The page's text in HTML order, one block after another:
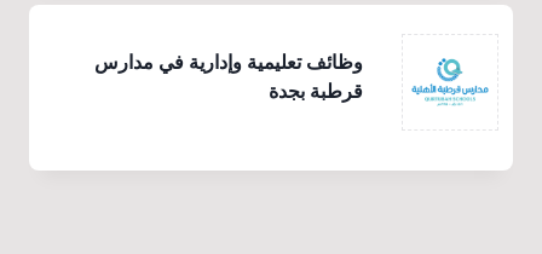
وظائف تعليمية وإدارية في مدارس
قرطبة بجدة